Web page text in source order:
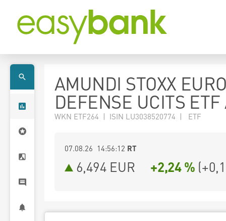
AMUNDI STOXX
DEFENSE UCITS ETF
WKN ETF264 | ISIN LU3038520774 | ETF
07.08.26 14:56:12 RT
6,494 EUR +2,24 % (